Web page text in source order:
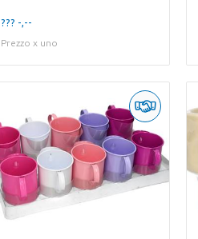
??? -,--
Prezzo x uno